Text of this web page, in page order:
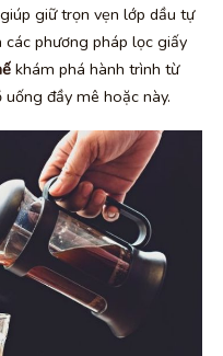
giữ trọn vẹn lớp dầu tự
phương pháp lọc giấy
khám phá hành trình từ
đầy mê hoặc này.